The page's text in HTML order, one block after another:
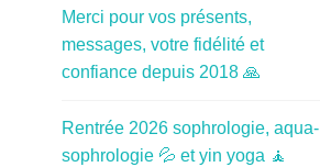
Merci pour vos présents,
messages, votre fidélité et
confiance depuis 2018 🙏
Rentrée 2026 sophrologie, aqua-
sophrologie 💦 et yin yoga 🧘